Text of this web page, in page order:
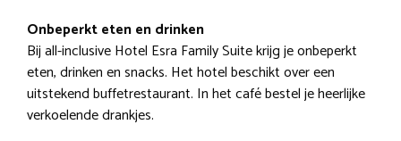
Onbeperkt eten en drinken
Bij all-inclusive Hotel Esra Family Suite krijg je onbeperkt
eten, drinken en snacks. Het hotel beschikt over een
uitstekend buffetrestaurant. In het café bestel je heerlijke
verkoelende drankjes.